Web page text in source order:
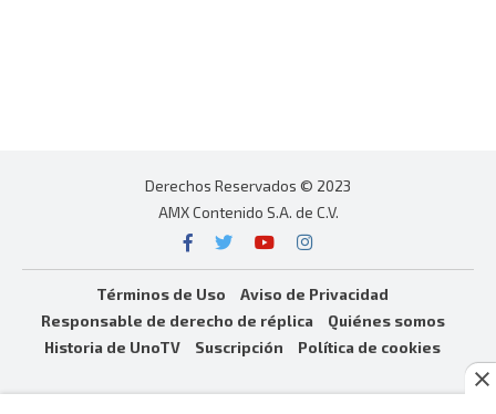
Derechos Reservados © 2023
AMX Contenido S.A. de C.V.
Términos de Uso
Aviso de Privacidad
Responsable de derecho de réplica
Quiénes somos
Historia de UnoTV
Suscripción Política de cookies